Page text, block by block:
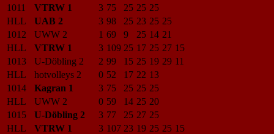
1011
VTRW 1 3 75 25 25 25
HLL
UAB 2 3 98 25 23 25 25
1012
UWW 2 1 69 9 25 14 21
HLL
VTRW 1 3 109 25 17 25 27 15
1013
U-Döbling 2 2 99 15 25 19 29 11
HLL
hotvolleys 2 0 52 17 22 13
1014
Kagran 1 3 75 25 25 25
HLL
UWW 2 0 59 14 25 20
1015
U-Döbling 2 3 77 25 27 25
HLL
VTRW 1 3 107 23 19 25 25 15